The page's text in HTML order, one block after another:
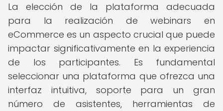
La elección de la plataforma adecuada
para la realización de webinars en
eCommerce es un aspecto crucial que puede
impactar significativamente en la experiencia
de los participantes. Es fundamental
seleccionar una plataforma que ofrezca una
interfaz intuitiva, soporte para un gran
número de asistentes, herramientas de